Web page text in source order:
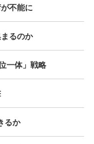
不能に
るのか
一体」戦略
るか